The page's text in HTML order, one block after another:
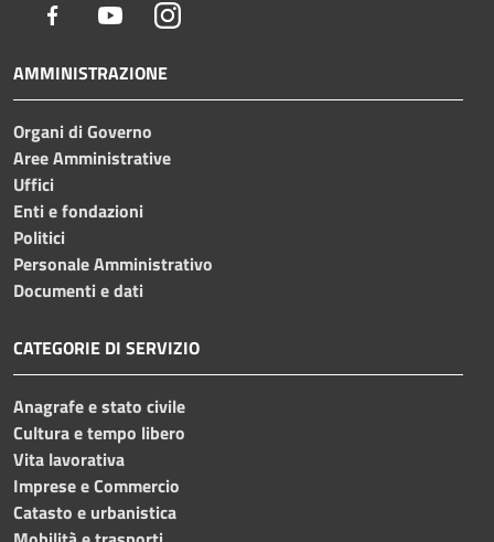
Facebook YoutubeInstagram
AMMINISTRAZIONE
Organi di Governo
Aree Amministrative
Uffici
Enti e fondazioni
Politici
Personale Amministrativo
Documenti e dati
CATEGORIE DI SERVIZIO
Anagrafe e stato civile
Cultura e tempo libero
Vita lavorativa
Imprese e Commercio
Catasto e urbanistica